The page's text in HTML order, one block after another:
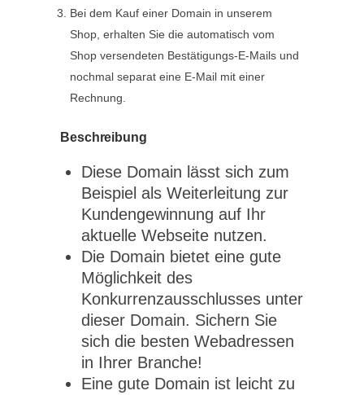
Bei dem Kauf einer Domain in unserem
Shop, erhalten Sie die automatisch vom
Shop versendeten Bestätigungs-E-Mails und
nochmal separat eine E-Mail mit einer
Rechnung.
Beschreibung
Diese Domain lässt sich zum
Beispiel als Weiterleitung zur
Kundengewinnung auf Ihr
aktuelle Webseite nutzen.
Die Domain bietet eine gute
Möglichkeit des
Konkurrenzausschlusses unter
dieser Domain. Sichern Sie
sich die besten Webadressen
in Ihrer Branche!
Eine gute Domain ist leicht zu